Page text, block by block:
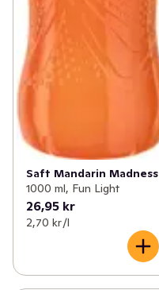
Saft Mandarin Madness
1000 ml, Fun Light
26,95 kr
2,70 kr /l